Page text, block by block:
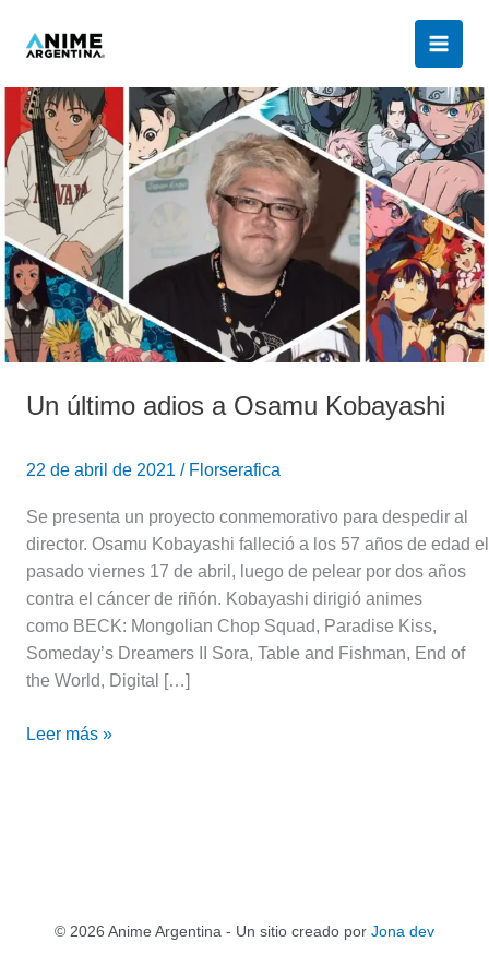
Un último adios a Osamu Kobayashi
22 de abril de 2021 / Florserafica
Se presenta un proyecto conmemorativo para despedir al
director. Osamu Kobayashi falleció a los 57 años de edad el
pasado viernes 17 de abril, luego de pelear por dos años
contra el cáncer de riñón. Kobayashi dirigió animes
como BECK: Mongolian Chop Squad, Paradise Kiss,
Someday’s Dreamers II Sora, Table and Fishman, End of
the World, Digital […]
Un
último
adios
a
Osamu
Kobayashi
Leer más »
© 2026 Anime Argentina - Un sitio creado por Jona dev